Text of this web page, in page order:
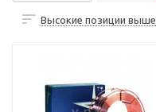
Высокие позиции выше